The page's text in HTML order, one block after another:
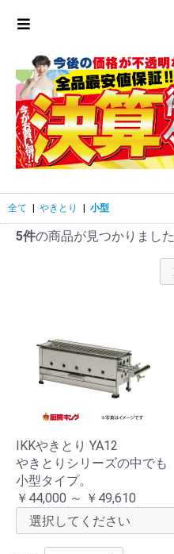
全て やきとり 小型
5件の商品が見つかりました
IKKやきとり YA12
やきとりシリーズの中でも
小型タイプ。
￥44,000 ～ ￥49,610